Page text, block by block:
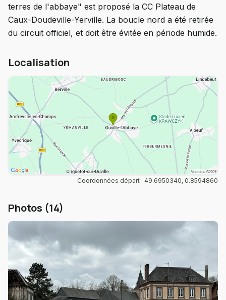
terres de l'abbaye" est proposé la CC Plateau de
Caux-Doudeville-Yerville. La boucle nord a été retirée
du circuit officiel, et doit être évitée en période humide.
Localisation
Coordonnées départ : 49.6950340, 0.8594860
Photos (14)